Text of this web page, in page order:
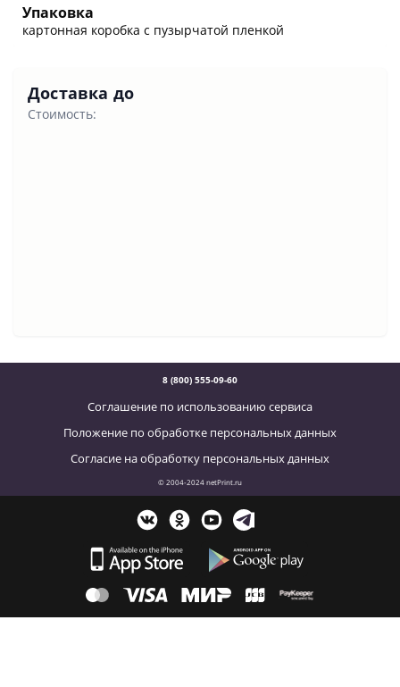
Упаковка
картонная коробка с пузырчатой пленкой
Доставка до
Стоимость:
8 (800) 555-09-60
Соглашение по использованию сервиса
Положение по обработке персональных данных
Согласие на обработку персональных данных
© 2004-2024 netPrint.ru